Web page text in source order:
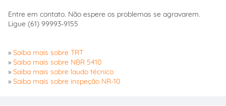
Entre em contato. Não espere os problemas se agravarem.
Ligue (61) 99993-9155
» Saiba mais sobre TRT
» Saiba mais sobre NBR 5410
» Saiba mais sobre laudo técnico
» Saiba mais sobre inspeção NR-10